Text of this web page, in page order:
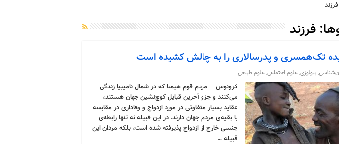
فرزند
فرزند
تک‌همسری و پدرسالاری را به چالش کشیده است
,بیولوژی,علوم اجتماعی,علوم طبیعی
کرونوس – مردم قوم هیمبا که در شمال نامیبیا زندگی
می‌کنند و جزو آخرین قبایل کوچ‌نشین جهان هستند،
عقاید بسیار متفاوتی در مورد ازدواج و وفاداری در مقایسه
با بقیه‌ی مردم جهان دارند. در این قبیله نه تنها رابطه‌ی
جنسی خارج از ازدواج پذیرفته شده است، بلکه مردان این
قبیله …